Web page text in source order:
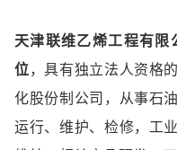
天津联维乙烯工程有限
位，具有独立法人资格
化股份制公司，从事石
运行、维护、检修，工